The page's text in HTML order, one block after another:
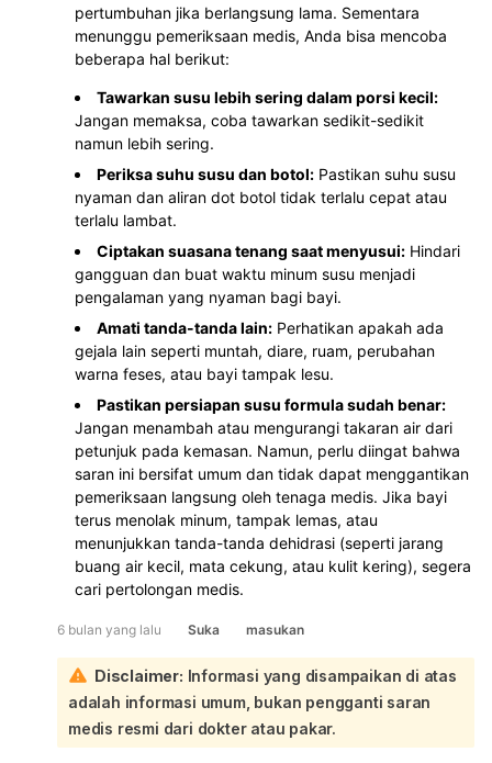
pertumbuhan jika berlangsung lama. Sementara
menunggu pemeriksaan medis, Anda bisa mencoba
beberapa hal berikut:
Tawarkan susu lebih sering dalam porsi kecil:
Jangan memaksa, coba tawarkan sedikit-sedikit
namun lebih sering.
Periksa suhu susu dan botol: Pastikan suhu susu
nyaman dan aliran dot botol tidak terlalu cepat atau
terlalu lambat.
Ciptakan suasana tenang saat menyusui: Hindari
gangguan dan buat waktu minum susu menjadi
pengalaman yang nyaman bagi bayi.
Amati tanda-tanda lain: Perhatikan apakah ada
gejala lain seperti muntah, diare, ruam, perubahan
warna feses, atau bayi tampak lesu.
Pastikan persiapan susu formula sudah benar:
Jangan menambah atau mengurangi takaran air dari
petunjuk pada kemasan. Namun, perlu diingat bahwa
saran ini bersifat umum dan tidak dapat menggantikan
pemeriksaan langsung oleh tenaga medis. Jika bayi
terus menolak minum, tampak lemas, atau
menunjukkan tanda-tanda dehidrasi (seperti jarang
buang air kecil, mata cekung, atau kulit kering), segera
cari pertolongan medis.
6 bulan yang lalu Suka masukan
Disclaimer: Informasi yang disampaikan di atas
adalah informasi umum, bukan pengganti saran
medis resmi dari dokter atau pakar.